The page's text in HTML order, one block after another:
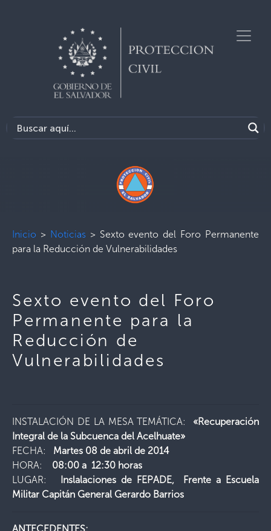
Inicio > Noticias> Sexto evento del Foro Permanente
para la Reducción de Vulnerabilidades
Sexto evento del Foro
Permanente para la
Reducción de
Vulnerabilidades
INSTALACIÓN DE LA MESA TEMÁTICA:
«Recuperación
Integral de la Subcuenca del Acelhuate»
FECHA:
Martes 08 de abril de 2014
HORA:
08:00 a 12:30 horas
LUGAR:
Inslalaciones de FEPADE, Frente a Escuela
Militar Capitán General Gerardo Barrios